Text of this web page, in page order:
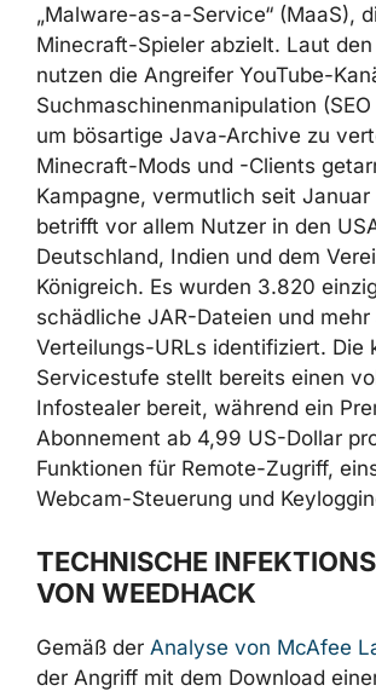
„Malware-as-a-Service“ (MaaS),
Minecraft-Spieler abzielt. Laut den
nutzen die Angreifer YouTube-
Suchmaschinenmanipulation
um bösartige Java-Archive zu
als Minecraft-Mods und -Clients
Die Kampagne, vermutlich seit
aktiv, betrifft vor allem Nutzer in
Deutschland, Indien und dem
Königreich. Es wurden 3.820
schädliche JAR-Dateien und
Verteilungs-URLs identifiziert. Die
Servicestufe stellt bereits einen
Infostealer bereit, während ein
Abonnement ab 4,99 US-Dollar
Funktionen für Remote-Zugriff,
Webcam-Steuerung und
TECHNISCHE
VON WEEDHACK
Gemäß der Analyse von McAfee
der Angriff mit dem Download